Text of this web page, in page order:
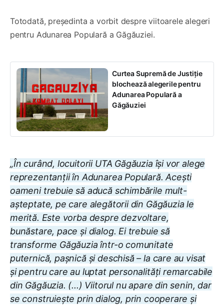
Totodată, președinta a vorbit despre viitoarele alegeri
pentru Adunarea Populară a Găgăuziei.
Curtea Supremă de Justiție
blochează alegerile pentru
Adunarea Populară a
Găgăuziei
„În curând, locuitorii UTA Găgăuzia își vor alege
reprezentanții în Adunarea Populară. Acești
oameni trebuie să aducă schimbările mult-
așteptate, pe care alegătorii din Găgăuzia le
merită. Este vorba despre dezvoltare,
bunăstare, pace și dialog. Ei trebuie să
transforme Găgăuzia într-o comunitate
puternică, pașnică și deschisă – la care au visat
și pentru care au luptat personalități remarcabile
din Găgăuzia. (...) Viitorul nu apare din senin, dar
se construiește prin dialog, prin cooperare și